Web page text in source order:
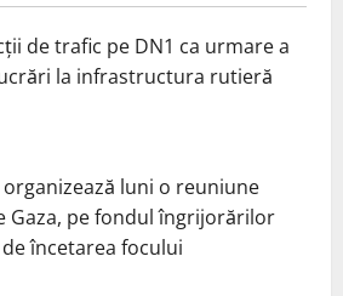
de trafic pe DN1 ca urmare a
la infrastructura rutieră
luni o reuniune
Gaza, pe fondul îngrijorărilor
încetarea focului